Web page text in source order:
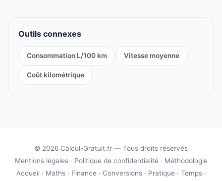
Outils connexes
Consommation L/100 km Vitesse moyenne
Coût kilométrique
© 2026 Calcul-Gratuit.fr — Tous droits réservés
Mentions légales· Politique de confidentialité · Méthodologie
Accueil· Maths· Finance · Conversions· Pratique · Temps·